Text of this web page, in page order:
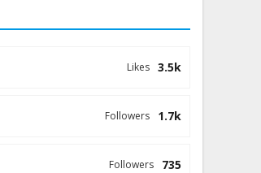
3.5k
Likes
1.7k
Followers
735
Followers